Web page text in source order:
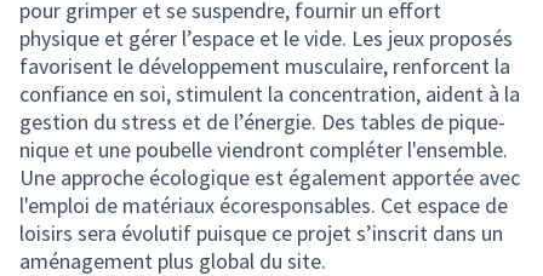
pour grimper et se suspendre, fournir un effort
physique et gérer l’espace et le vide. Les jeux proposés
favorisent le développement musculaire, renforcent la
confiance en soi, stimulent la concentration, aident à la
gestion du stress et de l’énergie. Des tables de pique-
nique et une poubelle viendront compléter l'ensemble.
Une approche écologique est également apportée avec
l'emploi de matériaux écoresponsables. Cet espace de
loisirs sera évolutif puisque ce projet s’inscrit dans un
aménagement plus global du site.